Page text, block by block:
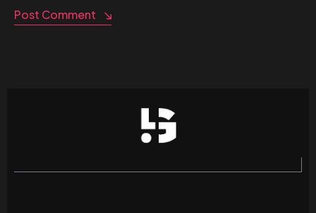
Post Comment